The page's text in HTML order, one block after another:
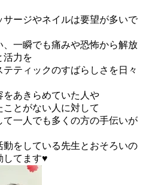
ージやネイルは要望が多いで
、一瞬でも痛みや恐怖から解放
活力を
ティックのすばらしさを日々
あきらめていた人や
とがない人に対して
て一人でも多くの方の手伝いが
動をしている先生とおそろいの
してます♥